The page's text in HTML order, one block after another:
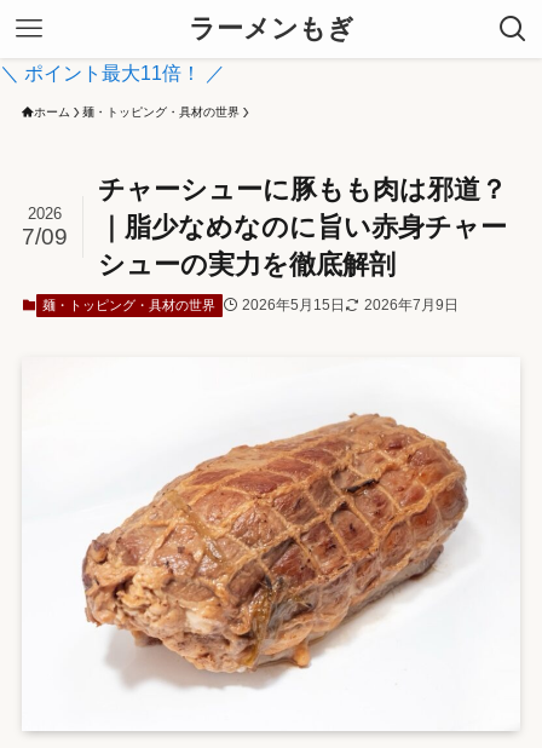
ラーメンもぎ
＼ ポイント最大11倍！ ／
ホーム 麺・トッピング・具材の世界
チャーシューに豚もも肉は邪道？
｜脂少なめなのに旨い赤身チャー
シューの実力を徹底解剖
2026
7/09
麺・トッピング・具材の世界 2026年5月15日 2026年7月9日